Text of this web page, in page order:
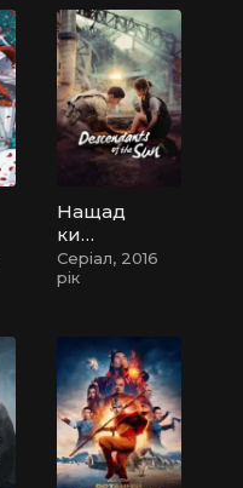
Абсол
ютне
значен
ня
романт
ики
Нащад
ки
сонця
Серіал, 2016
рік